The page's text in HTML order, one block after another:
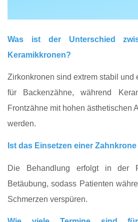
Was ist der Unterschied
Keramikkronen?
Zirkonkronen sind extrem stabil und
für Backenzähne, während
Frontzähne mit hohen ästhetischen
werden.
Ist das Einsetzen einer
Die Behandlung erfolgt in der
Betäubung, sodass Patienten
Schmerzen verspüren.